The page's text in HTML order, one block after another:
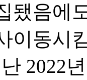
됐음에
이동시
2022